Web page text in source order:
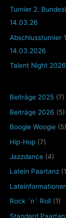
Turnier 2.
14.03.26
Abschlussturnier
14.03.2026
Talent Night
Beiträge 2025 (7)
Beiträge 2026 (5)
Boogie Woogie (5)
Hip-Hop (7)
Jazzdance (4)
Latein Paartanz
Lateinformationen
Rock ´n´ Roll (1)
Standard